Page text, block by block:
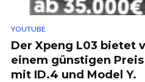
YOUTUBE
Der Xpeng L03 bietet
einem günstigen
mit ID.4 und Model Y.